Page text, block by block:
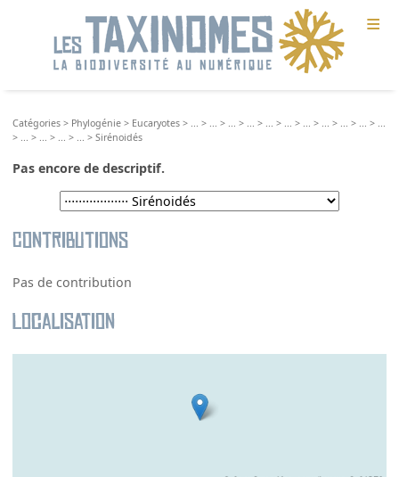
≡
Catégories > Phylogénie > Eucaryotes > > > > > > > > > > >
>
> > > >Sirénoidés
Pas encore de descriptif.
Contributions
Pas de contribution
Localisation